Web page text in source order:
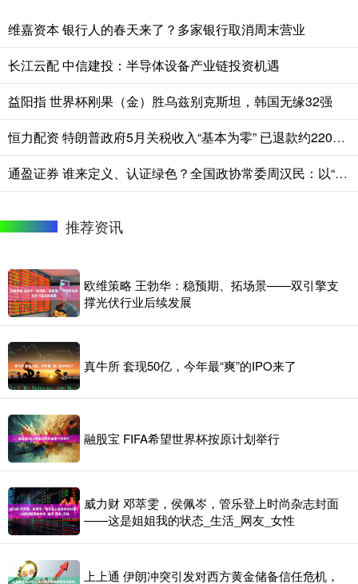
维嘉资本 银行人的春天来了？多家银行取消周末营业
长江云配 中信建投：半导体设备产业链投资机遇
益阳指 世界杯刚果（金）胜乌兹别克斯坦，韩国无缘32强
恒力配资 特朗普政府5月关税收入“基本为零” 已退款约220亿美元！
通盈证券 谁来定义、认证绿色？全国政协常委周汉民：以“四个转变”护航绿色债券市场高质量发展
推荐资讯
欧维策略 王勃华：稳预期、拓场景——双引擎支
撑光伏行业后续发展
真牛所 套现50亿，今年最“爽”的IPO来了
融股宝 FIFA希望世界杯按原计划举行
威力财 邓萃雯，侯佩岑，管乐登上时尚杂志封面
——这是姐姐我的状态_生活_网友_女性
上上通 伊朗冲突引发对西方黄金储备信任危机，